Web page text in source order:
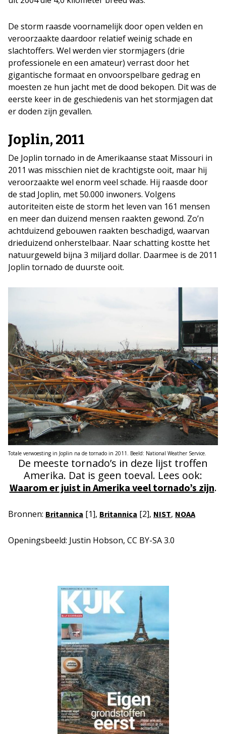
De storm raasde voornamelijk door open velden en
veroorzaakte daardoor relatief weinig schade en
slachtoffers. Wel werden vier stormjagers (drie
professionele en een amateur) verrast door het
gigantische formaat en onvoorspelbare gedrag en
moesten ze hun jacht met de dood bekopen. Dit was de
eerste keer in de geschiedenis van het stormjagen dat
er doden zijn gevallen.
Joplin, 2011
De Joplin tornado in de Amerikaanse staat Missouri in
2011 was misschien niet de krachtigste ooit, maar hij
veroorzaakte wel enorm veel schade. Hij raasde door
de stad Joplin, met 50.000 inwoners. Volgens
autoriteiten eiste de storm het leven van 161 mensen
en meer dan duizend mensen raakten gewond. Zo’n
achtduizend gebouwen raakten beschadigd, waarvan
drieduizend onherstelbaar. Naar schatting kostte het
natuurgeweld bijna 3 miljard dollar. Daarmee is de 2011
Joplin tornado de duurste ooit.
Totale verwoesting in Joplin na de tornado in 2011. Beeld: National Weather Service.
De meeste tornado’s in deze lijst troffen
Amerika. Dat is geen toeval. Lees ook:
Waarom er juist in Amerika veel tornado’s zijn.
Bronnen: Britannica [1], Britannica [2], NIST, NOAA
Openingsbeeld: Justin Hobson, CC BY-SA 3.0